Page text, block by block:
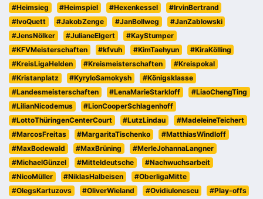
#Heimsieg
#Heimspiel #Hexenkessel
#IrvinBertrand
#IvoQuett
#JakobZenge #JanBollweg
#JanZablowski
#JensNölker
#JulianeElgert
#KayStumper
#KFVMeisterschaften
#kfvuh #KimTaehyun
#KiraKölling
#KreisLigaHelden
#Kreismeisterschaften
#Kreispokal
#Kristanplatz
#KyryloSamokysh
#Königsklasse
#Landesmeisterschaften
#LenaMarieStarkloff
#LiaoChengTing
#LilianNicodemus
#LionCooperSchlagenhoff
#LottoThüringenCenterCourt
#LutzLindau
#MadeleineTeichert
#MarcosFreitas
#MargaritaTischenko
#MatthiasWindloff
#MaxBodewald
#MaxBrüning
#MerleJohannaLangner
#MichaelGünzel
#Mitteldeutsche
#Nachwuchsarbeit
#NicoMüller
#NiklasHalbeisen
#OberligaMitte
#OlegsKartuzovs
#OliverWieland #OvidiuIonescu #Play-offs